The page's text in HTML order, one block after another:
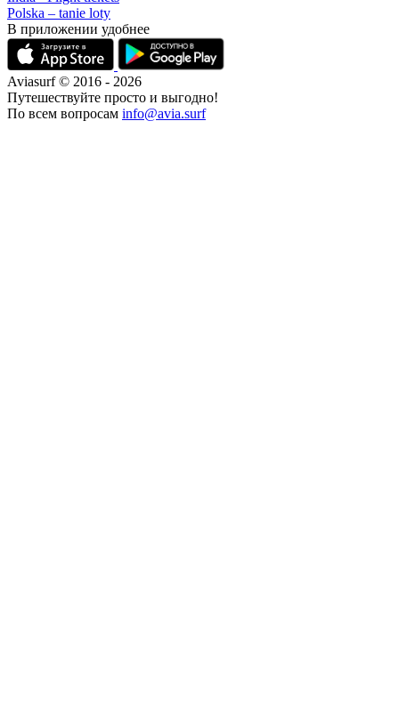
Polska – tanie loty
В приложении удобнее
Aviasurf © 2016 - 2026
Путешествуйте просто и выгодно!
По всем вопросам info@avia.surf